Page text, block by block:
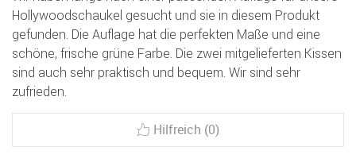
Hollywoodschaukel gesucht und sie in diesem Produkt
gefunden. Die Auflage hat die perfekten Maße und eine
schöne, frische grüne Farbe. Die zwei mitgelieferten Kissen
sind auch sehr praktisch und bequem. Wir sind sehr
zufrieden.
Hilfreich (0)